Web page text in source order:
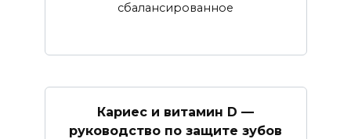
сбалансированное
Кариес и витамин D —
руководство по защите зубов